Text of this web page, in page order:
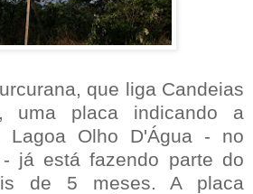
que liga Candeias
placa indicando a
Lagoa Olho D'Água - no
já está fazendo parte do
de 5 meses. A placa